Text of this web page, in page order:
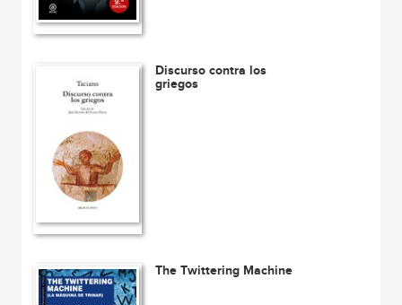
Discurso contra los
griegos
The Twittering Machine